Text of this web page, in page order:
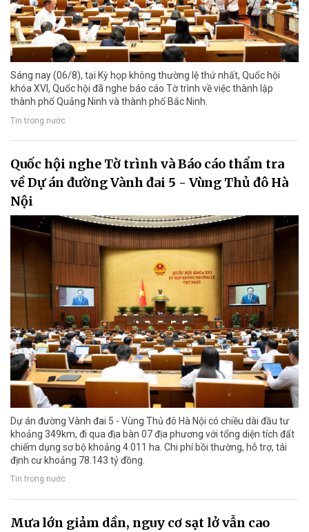
Sáng nay (06/8), tại Kỳ họp không thường lệ thứ nhất, Quốc hội
khóa XVI, Quốc hội đã nghe báo cáo Tờ trình về việc thành lập
thành phố Quảng Ninh và thành phố Bắc Ninh.
Tin trong nước
Quốc hội nghe Tờ trình và Báo cáo thẩm tra
về Dự án đường Vành đai 5 - Vùng Thủ đô Hà
Nội
Dự án đường Vành đai 5 - Vùng Thủ đô Hà Nội có chiều dài đầu tư
khoảng 349km, đi qua địa bàn 07 địa phương với tổng diện tích đất
chiếm dụng sơ bộ khoảng 4.011 ha. Chi phí bồi thường, hỗ trợ, tái
định cư khoảng 78.143 tỷ đồng.
Tin trong nước
Mưa lớn giảm dần, nguy cơ sạt lở vẫn cao